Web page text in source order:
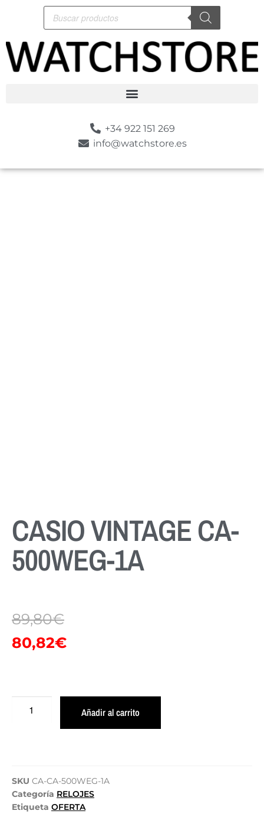
+34 922 151 269
info@watchstore.es
CASIO VINTAGE CA-
500WEG-1A
89,80€
80,82€
Añadir al carrito
SKU CA-CA-500WEG-1A
Categoría RELOJES
Etiqueta OFERTA